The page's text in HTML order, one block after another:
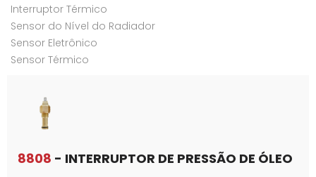
Interruptor Térmico
Sensor do Nível do Radiador
Sensor Eletrônico
Sensor Térmico
8808 - INTERRUPTOR DE PRESSÃO DE ÓLEO